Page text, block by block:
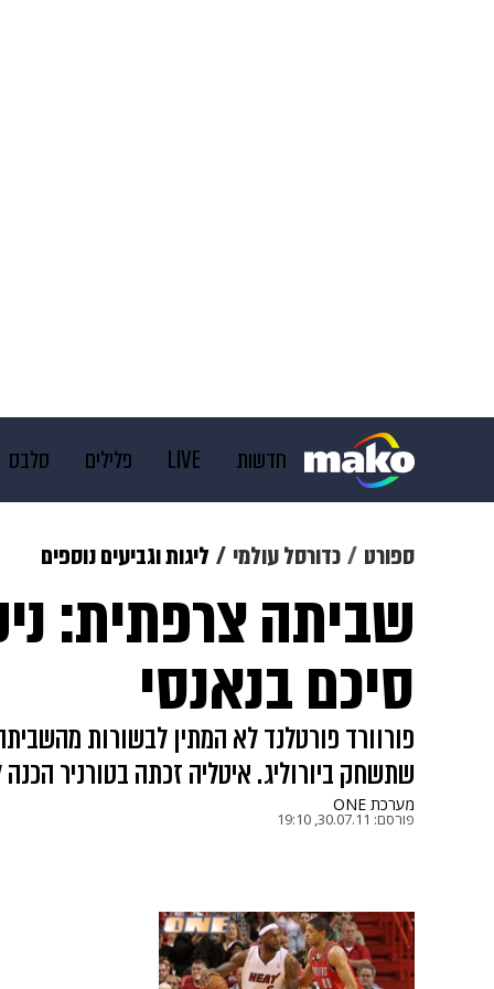
חדשות LIVE פלילים סלבס
צבא וביטחון makoZ בריאות
משפט תשעה חודשים
ספורט כדורסל עולמי ליגות וגביעים נוספים
שביתה צרפתית:
סיכם בנאנסי
שתשחק ביורוליג. איטליה זכתה בטורניר
מערכת ONE
פורסם: 30.07.11, 19:10